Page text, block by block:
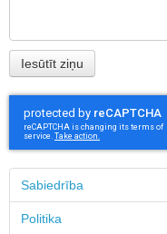
Sabiedrība
Politika